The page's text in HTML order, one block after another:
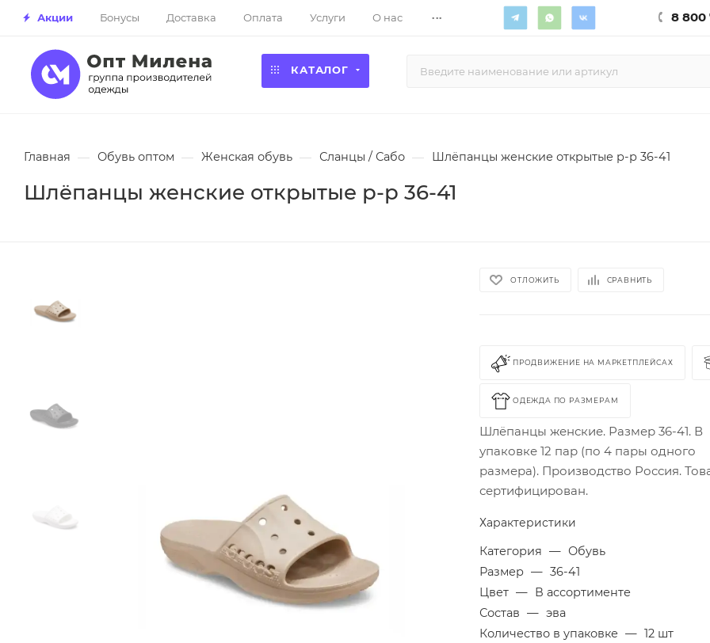
Акции Бонусы Доставка Оплата Услуги О нас ... 8 800
КАТАЛОГ
Главная — Обувь оптом — Женская обувь — Сланцы / Сабо — Шлёпанцы женские открытые р-р 36-41
Шлёпанцы женские открытые р-р 36-41
ОТЛОЖИТЬ СРАВНИТЬ
ПРОДВИЖЕНИЕ НА МАРКЕТПЛЕЙСАХ
ОДЕЖДА ПО РАЗМЕРАМ
Шлёпанцы женские. Размер 36-41. В
упаковке 12 пар (по 4 пары одного
размера). Производство Россия.
сертифицирован.
Характеристики
Категория — Обувь
Размер — 36-41
Цвет — В ассортименте
Состав — эва
Количество в упаковке — 12 шт